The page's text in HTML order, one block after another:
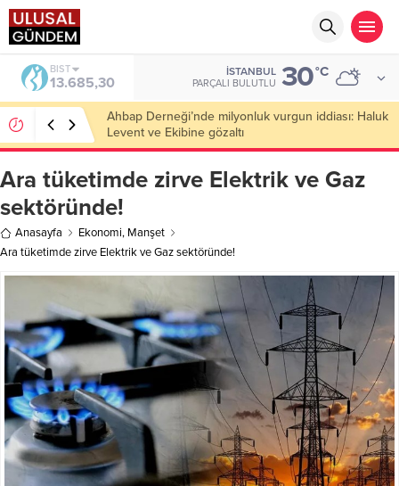
DOLAR
47,5953
İSTANBUL
PARÇALI BULUTLU 30°C
Şanlıurfa’da korkutan tarla yangını: 200 dönümlük
alan kül oldu!
Ara tüketimde zirve Elektrik ve Gaz
sektöründe!
Anasayfa Ekonomi, Manşet
Ara tüketimde zirve Elektrik ve Gaz sektöründe!